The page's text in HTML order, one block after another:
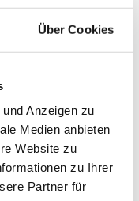
Über Cookies
Anzeigen zu
Medien anbieten
Website zu
zu Ihrer
Partner für
und zwar an
ich Ihnen,
das Beste. Ich